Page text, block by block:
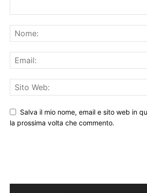
Salva il mio nome, email e sito web in
la prossima volta che commento.